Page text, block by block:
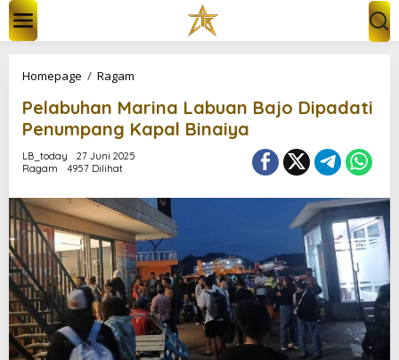
w
Homepage / Ragam
l
a
b
u
n
M
a
r
i
n
a
L
a
b
Pelabuhan Marina Labuan Bajo Dipadati
Penumpang Kapal Binaiya
LB_today
27 Juni 2025
Ragam
4957 Dilihat